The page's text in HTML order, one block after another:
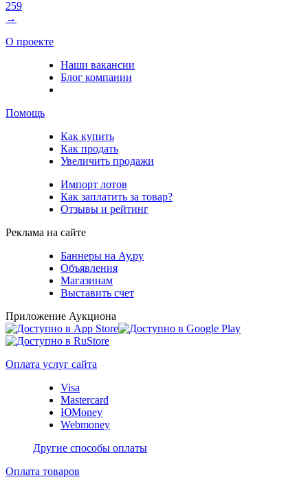
259
→
О проекте
Наши вакансии
Блог компании
Помощь
Как купить
Как продать
Увеличить продажи
Импорт лотов
Как заплатить за товар?
Отзывы и рейтинг
Реклама на сайте
Баннеры на Ау.ру
Объявления
Магазинам
Выставить счет
Приложение Аукциона
Оплата услуг сайта
Visa
Mastercard
ЮMoney
Webmoney
Другие способы оплаты
Оплата товаров